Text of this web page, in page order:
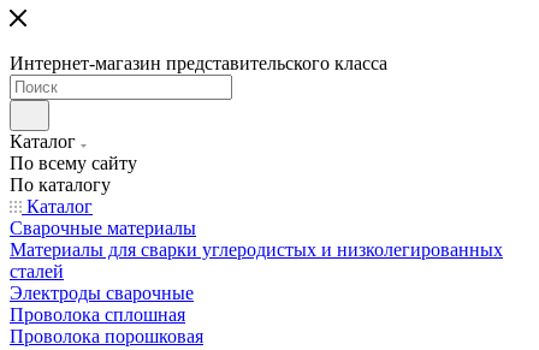
Интернет-магазин представительского класса
Каталог
По всему сайту
По каталогу
Каталог
Сварочные материалы
Материалы для сварки углеродистых и низколегированных
сталей
Электроды сварочные
Проволока сплошная
Проволока порошковая